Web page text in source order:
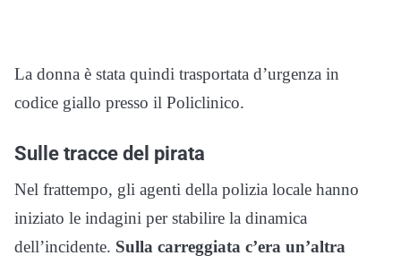
La donna è stata quindi trasportata d’urgenza in
codice giallo presso il Policlinico.
Sulle tracce del pirata
Nel frattempo, gli agenti della polizia locale hanno
iniziato le indagini per stabilire la dinamica
dell’incidente. Sulla carreggiata c’era un’altra